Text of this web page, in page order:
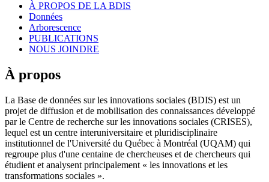
À PROPOS DE LA BDIS
Données
Arborescence
PUBLICATIONS
NOUS JOINDRE
À propos
La Base de données sur les innovations sociales (BDIS) est un
projet de diffusion et de mobilisation des connaissances développé
par le Centre de recherche sur les innovations sociales (CRISES),
lequel est un centre interuniversitaire et pluridisciplinaire
institutionnel de l'Université du Québec à Montréal (UQAM) qui
regroupe plus d'une centaine de chercheuses et de chercheurs qui
étudient et analysent principalement « les innovations et les
transformations sociales ».